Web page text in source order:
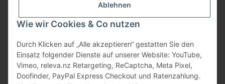
Ablehnen
Wie wir Cookies & Co nutzen
Durch Klicken auf „Alle akzeptieren“ gestatten Sie den
Einsatz folgender Dienste auf unserer Website: YouTube,
Vimeo, releva.nz Retargeting, ReCaptcha, Meta Pixel,
Doofinder, PayPal Express Checkout und Ratenzahlung.